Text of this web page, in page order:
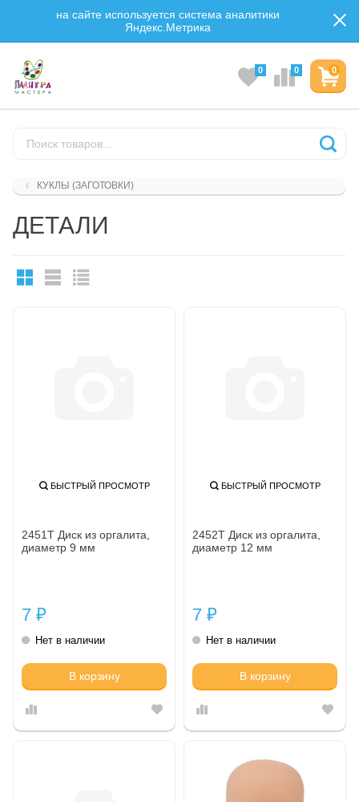
на сайте используется система аналитики
Яндекс.Метрика
0
0 0
КУКЛЫ (ЗАГОТОВКИ)
ДЕТАЛИ
БЫСТРЫЙ ПРОСМОТР
2451Т Диск из оргалита,
диаметр 9 мм
7 ₽
Нет в наличии
В корзину
БЫСТРЫЙ ПРОСМОТР
2452Т Диск из оргалита,
диаметр 12 мм
7 ₽
Нет в наличии
В корзину